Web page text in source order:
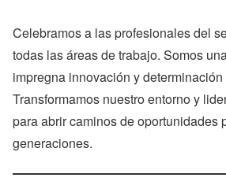
Celebramos a las profesionales del
todas las áreas de trabajo. Somos
impregna innovación y
Transformamos nuestro entorno y
para abrir caminos de oportunidades
generaciones.